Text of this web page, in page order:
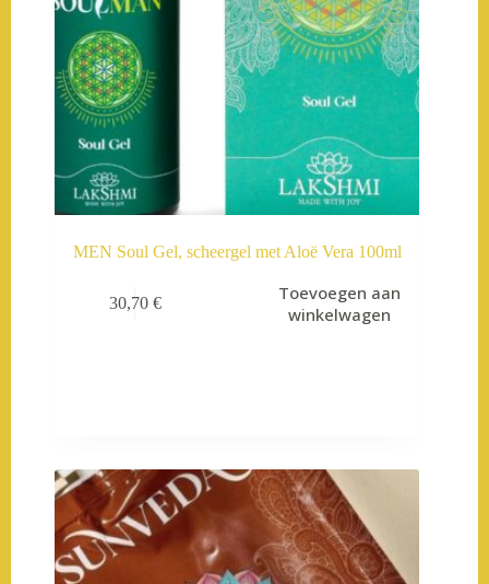
MEN Soul Gel, scheergel met Aloë Vera 100ml
30,70 €
Toevoegen aan
winkelwagen